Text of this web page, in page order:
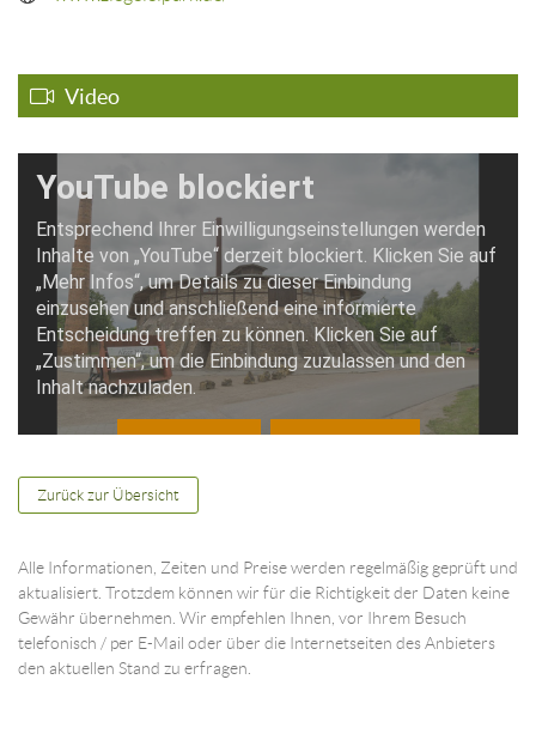
Video
Zurück zur Übersicht
Alle Informationen, Zeiten und Preise werden regelmäßig geprüft und
aktualisiert. Trotzdem können wir für die Richtigkeit der Daten keine
Gewähr übernehmen. Wir empfehlen Ihnen, vor Ihrem Besuch
telefonisch / per E-Mail oder über die Internetseiten des Anbieters
den aktuellen Stand zu erfragen.